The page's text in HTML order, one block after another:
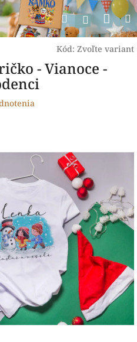
Hľadať
Kód: Zvoľte variant
- Vianoce -